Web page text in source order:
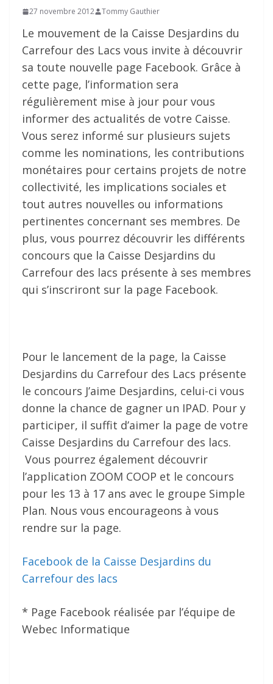
27 novembre 2012 Tommy Gauthier
Le mouvement de la Caisse Desjardins du
Carrefour des Lacs vous invite à découvrir
sa toute nouvelle page Facebook. Grâce à
cette page, l’information sera
régulièrement mise à jour pour vous
informer des actualités de votre Caisse.
Vous serez informé sur plusieurs sujets
comme les nominations, les contributions
monétaires pour certains projets de notre
collectivité, les implications sociales et
tout autres nouvelles ou informations
pertinentes concernant ses membres. De
plus, vous pourrez découvrir les différents
concours que la Caisse Desjardins du
Carrefour des lacs présente à ses membres
qui s’inscriront sur la page Facebook.
Pour le lancement de la page, la Caisse
Desjardins du Carrefour des Lacs présente
le concours J’aime Desjardins, celui-ci vous
donne la chance de gagner un IPAD. Pour y
participer, il suffit d’aimer la page de votre
Caisse Desjardins du Carrefour des lacs.
Vous pourrez également découvrir
l’application ZOOM COOP et le concours
pour les 13 à 17 ans avec le groupe Simple
Plan. Nous vous encourageons à vous
rendre sur la page.
Facebook de la Caisse Desjardins du
Carrefour des lacs
* Page Facebook réalisée par l’équipe de
Webec Informatique